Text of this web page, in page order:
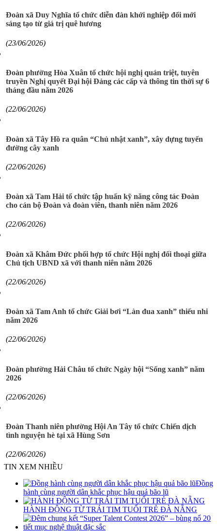
Đoàn xã Duy Nghĩa tổ chức diễn đàn khởi nghiệp đổi mới
sáng tạo từ giá trị quê hương
(23/06/2026)
Đoàn phường Hòa Xuân tổ chức hội nghị quán triệt, tuyên
truyền Nghị quyết Đại hội Đảng các cấp và thông tin thời sự 6
tháng đầu năm 2026
(22/06/2026)
Đoàn xã Tây Hồ ra quân “Chủ nhật xanh”, xây dựng tuyến
đường cây xanh
(22/06/2026)
Đoàn xã Tam Hải tổ chức tập huấn kỹ năng công tác Đoàn
cho cán bộ Đoàn và đoàn viên, thanh niên năm 2026
(22/06/2026)
Đoàn xã Khâm Đức phối hợp tổ chức Hội nghị đối thoại giữa
Chủ tịch UBND xã với thanh niên năm 2026
(22/06/2026)
Đoàn xã Tam Anh tổ chức Giải bơi “Làn đua xanh” thiếu nhi
năm 2026
(22/06/2026)
Đoàn phường Hải Châu tổ chức Ngày hội “Sống xanh” năm
2026
(22/06/2026)
Đoàn Thanh niên phường Hội An Tây tổ chức Chiến dịch
tình nguyện hè tại xã Hùng Sơn
(22/06/2026)
TIN XEM NHIỀU
Đồng
hành cùng người dân khắc phục hậu quả bão lũ
HÀNH ĐỘNG TỪ TRÁI TIM TUỔI TRẺ ĐÀ NẴNG